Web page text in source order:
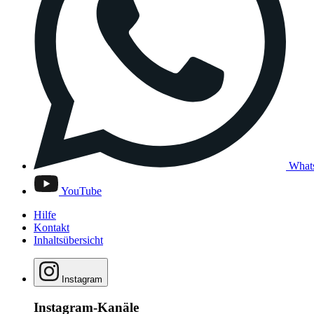
YouTube
Hilfe
Kontakt
Inhaltsübersicht
Instagram
Instagram-Kanäle